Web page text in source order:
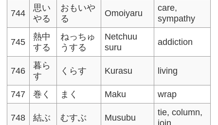
744
思い
やる
おもいや
る
Omoiyaru
care,
sympathy
745
熱中
する
ねっちゅ
うする
Netchuu
suru
addiction
746
暮ら
す
くらす Kurasu living
747 巻く まく Maku wrap
748 結ぶ むすぶ Musubu
tie, column,
join